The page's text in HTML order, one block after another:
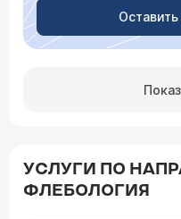
УСЛУГИ ПО
ФЛЕБОЛОГИЯ